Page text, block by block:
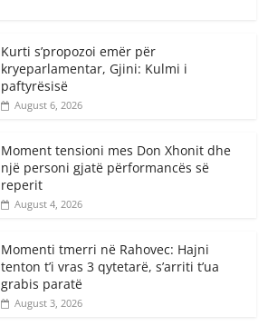
Kurti s’propozoi emër për
kryeparlamentar, Gjini: Kulmi i
paftyrësisë
August 6, 2026
Moment tensioni mes Don Xhonit dhe
një personi gjatë përformancës së
reperit
August 4, 2026
Momenti tmerri në Rahovec: Hajni
tenton t’i vras 3 qytetarë, s’arriti t’ua
grabis paratë
August 3, 2026